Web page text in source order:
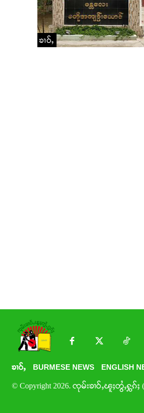
ၶၢဝ်ႇ
ၶၢဝ်ႇ BURMESE NEWS ENGLISH
© Copyright 2026. ၸုမ်းၶၢဝ်ႇၽူႈတွႆႇႁွၵ်ႈ